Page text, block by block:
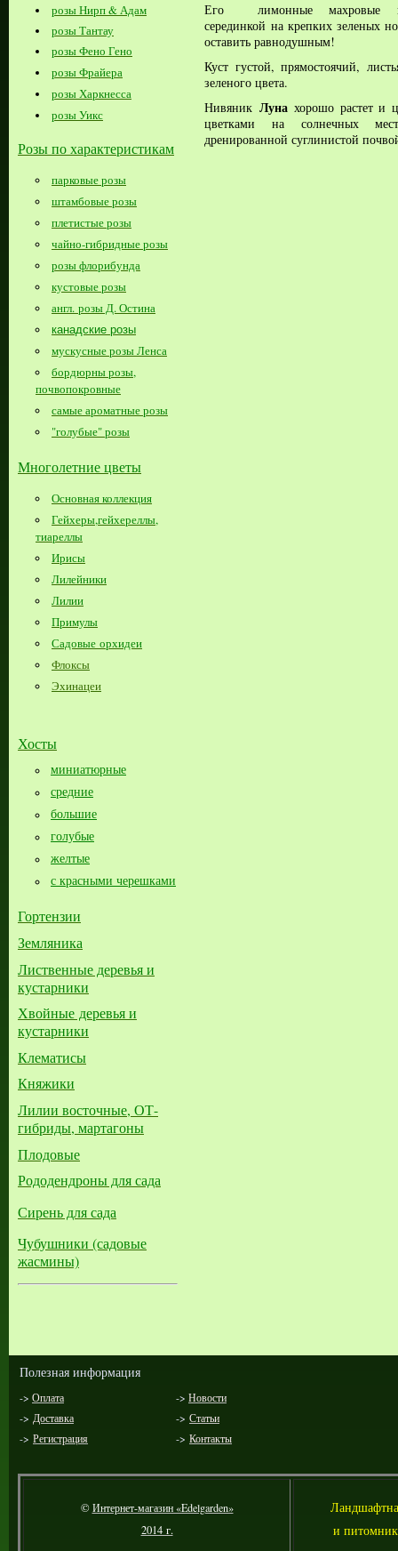
розы Нирп & Адам
розы Тантау
розы Фено Гено
розы Фрайера
розы Харкнесса
розы Уикс
Розы по характеристикам
парковые розы
штамбовые розы
плетистые розы
чайно-гибридные розы
розы флорибунда
кустовые розы
англ. розы Д. Остина
канадские розы
мускусные розы Ленса
бордюрны розы,
почвопокровные
самые ароматные розы
"голубые" розы
Многолетние цветы
Основная коллекция
Гейхеры,гейхереллы,
тиареллы
Ирисы
Лилейники
Лилии
Примулы
Садовые орхидеи
Флоксы
Эхинацеи
Хосты
миниатюрные
средние
большие​
голубые
желтые
с красными черешками
Гортензии
Земляника
Лиственные деревья и
кустарники
Хвойные деревья и
кустарники
Клематисы
Княжики
Лилии восточные, ОТ-
гибриды, мартагоны
Плодовые
Рододендроны для сада
Сирень для сада
Чубушники (садовые
жасмины)
Его лимонные махровые
серединкой на крепких зеленых
оставить равнодушным!
Куст густой, прямостоячий,
зеленого цвета.
Нивяник Лунахорошо растет и
цветками на солнечных
дренированной суглинистой
Полезная информация
-> Оплата -> Новости
-> Доставка -> Статьи
-> Регистрация -> Контакты
©Интернет-магазин «Edelgarden»
2014 г.
Л
и питомник